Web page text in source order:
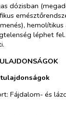
dózisban
léphet
Fájdalom- és